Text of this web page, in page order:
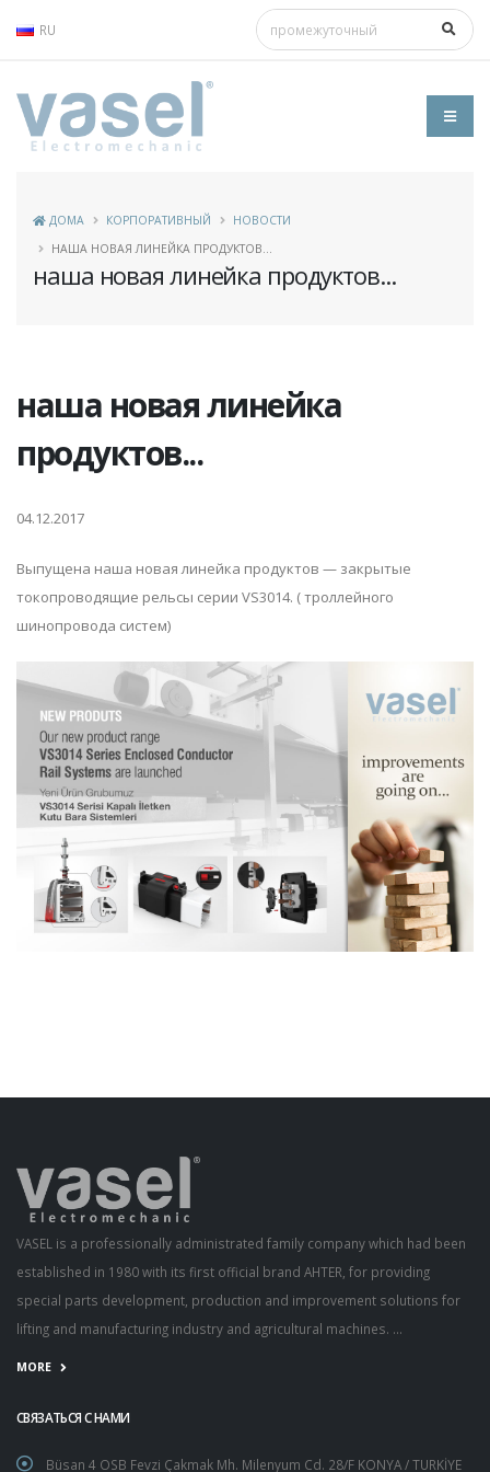
RU
наша новая линейка продуктов...
ДОМА КОРПОРАТИВНЫЙ
НОВОСТИ
НАША НОВАЯ ЛИНЕЙКА ПРОДУКТОВ...
наша новая линейка
продуктов...
04.12.2017
Выпущена наша новая линейка продуктов — закрытые
токопроводящие рельсы серии VS3014. ( троллейного
шинопровода систем)
VASEL is a professionally administrated family company which had been
established in 1980 with its first official brand AHTER, for providing
special parts development, production and improvement solutions for
lifting and manufacturing industry and agricultural machines. ...
MORE
СВЯЗАТЬСЯ С НАМИ
Büsan 4 OSB Fevzi Çakmak Mh. Milenyum Cd. 28/F KONYA / TURKİYE